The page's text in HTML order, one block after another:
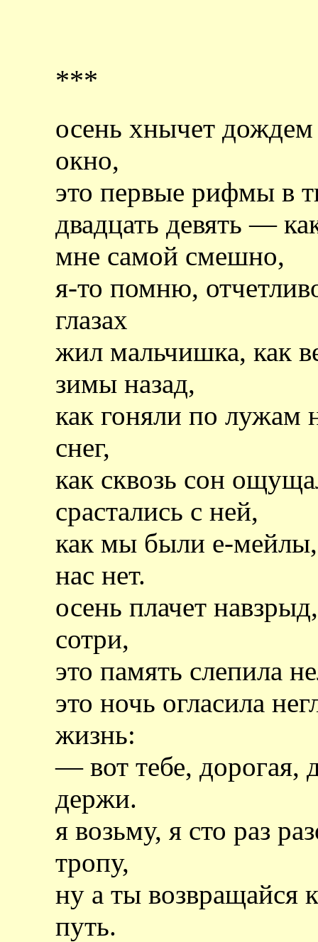
***
осень хнычет
окно,
это первые рифмы в
двадцать девять —
мне самой смешно,
я-то помню,
глазах
жил мальчишка, как
зимы назад,
как гоняли по лужам
снег,
как сквозь сон
срастались с ней,
как мы были е-
нас нет.
осень плачет
сотри,
это память слепила
это ночь огласила
жизнь:
— вот тебе, дорогая,
держи.
я возьму, я сто раз
тропу,
ну а ты возвращайся
путь.